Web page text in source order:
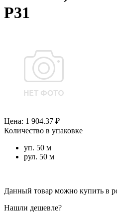
Р31
Цена: 1 904.37 ₽
Количество в упаковке
уп. 50 м
рул. 50 м
Данный товар можно купить в
Нашли дешевле?